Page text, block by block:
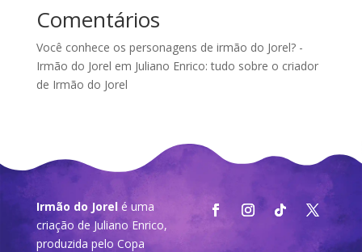
Comentários
Você conhece os personagens de irmão do Jorel? -
Irmão do Jorel em Juliano Enrico: tudo sobre o criador
de Irmão do Jorel
Irmão do Jorelé uma
criação de Juliano Enrico,
produzida pelo Copa